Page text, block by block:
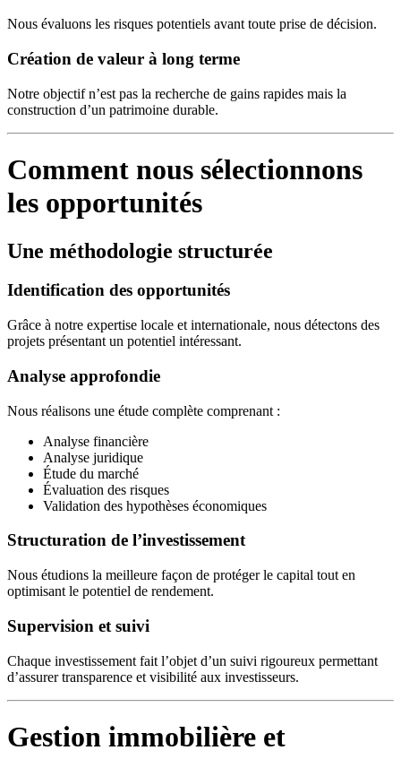
Nous évaluons les risques potentiels avant toute prise de décision.
Création de valeur à long terme
Notre objectif n’est pas la recherche de gains rapides mais la
construction d’un patrimoine durable.
Comment nous sélectionnons
les opportunités
Une méthodologie structurée
Identification des opportunités
Grâce à notre expertise locale et internationale, nous détectons des
projets présentant un potentiel intéressant.
Analyse approfondie
Nous réalisons une étude complète comprenant :
Analyse financière
Analyse juridique
Étude du marché
Évaluation des risques
Validation des hypothèses économiques
Structuration de l’investissement
Nous étudions la meilleure façon de protéger le capital tout en
optimisant le potentiel de rendement.
Supervision et suivi
Chaque investissement fait l’objet d’un suivi rigoureux permettant
d’assurer transparence et visibilité aux investisseurs.
Gestion immobilière et